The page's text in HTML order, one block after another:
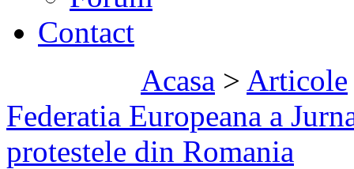
Contact
Acasa > Articole
Federatia Europeana a
protestele din Romania